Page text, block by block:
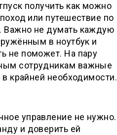
получить как можно
или путешествие по
Важно не думать каждую
в ноутбук и
не поможет. На пару
сотрудникам важные
в крайней необходимости.
управление не нужно.
и доверить ей